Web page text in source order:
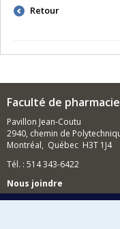
Retour
Faculté de pharmacie
Pavillon Jean-Coutu
2940, chemin de
Montréal, Québec H3T 1J4
Tél. : 514 343-6422
Nous joindre
Nous trouver